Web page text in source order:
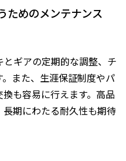
ためのメンテナンス
ギアの定期的な調整、チ
また、生涯保証制度やパ
も容易に行えます。高品
期にわたる耐久性も期待